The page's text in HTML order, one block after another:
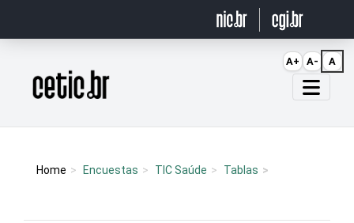
Página inicial
Home Encuestas TIC Saúde Tablas
A+ A- A